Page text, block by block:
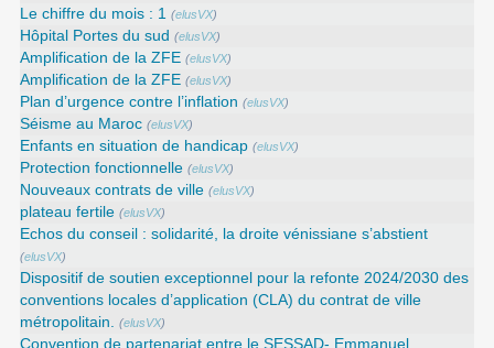
Le chiffre du mois : 1 (elusVX)
Hôpital Portes du sud (elusVX)
Amplification de la ZFE (elusVX)
Amplification de la ZFE (elusVX)
Plan d’urgence contre l’inflation (elusVX)
Séisme au Maroc (elusVX)
Enfants en situation de handicap (elusVX)
Protection fonctionnelle (elusVX)
Nouveaux contrats de ville (elusVX)
plateau fertile (elusVX)
Echos du conseil : solidarité, la droite vénissiane s’abstient
(elusVX)
Dispositif de soutien exceptionnel pour la refonte 2024/2030 des
conventions locales d’application (CLA) du contrat de ville
métropolitain.
(elusVX)
Convention de partenariat entre le SESSAD- Emmanuel